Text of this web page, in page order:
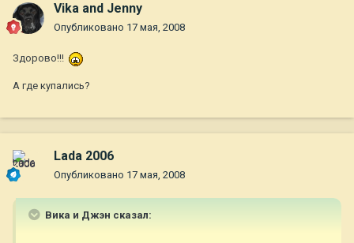
Vika and Jenny
Опубликовано 17 мая, 2008
Здорово!!!
А где купались?
Lada 2006
Опубликовано 17 мая, 2008
Вика и Джэн сказал: